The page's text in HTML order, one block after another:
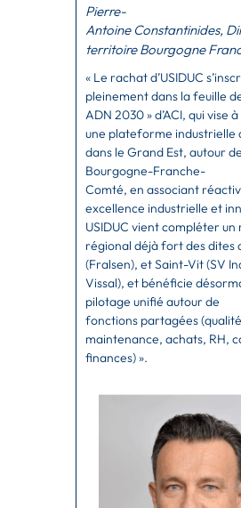
Pierre-
Antoine Constantinides,
territoire Bourgogne
« Le rachat d’USIDUC
pleinementdans la feuille
ADN 2030 » d’ACI, qui vise
une plateforme industrielle
dans le Grand Est, autour
Bourgogne-Franche-
Comté, en associant
excellence industrielle et
USIDUC vient compléter un
régional déjà fort des dites
(Fralsen), et Saint-Vit(SV
Vissal), et bénéficie
pilotage unifié autour de
fonctions partagées
maintenance, achats, RH,
finances)».